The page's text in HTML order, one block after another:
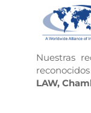
Nuestras
LAW,